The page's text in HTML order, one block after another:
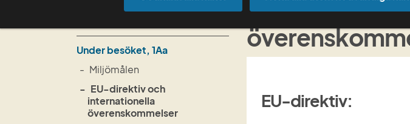
Under besöket, 1Aa
Miljömålen
EU-direktiv och
internationella
överenskommelser
EU-direktiv
EU-direktiv: